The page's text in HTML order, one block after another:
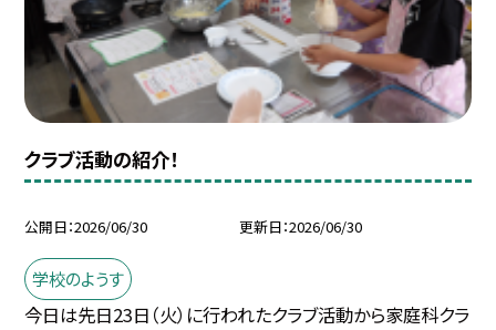
クラブ活動の紹介！
公開日 2026/06/30 更新日 2026/06/30
学校のようす
今日は先日23日（火）に行われたクラブ活動から家庭科クラ